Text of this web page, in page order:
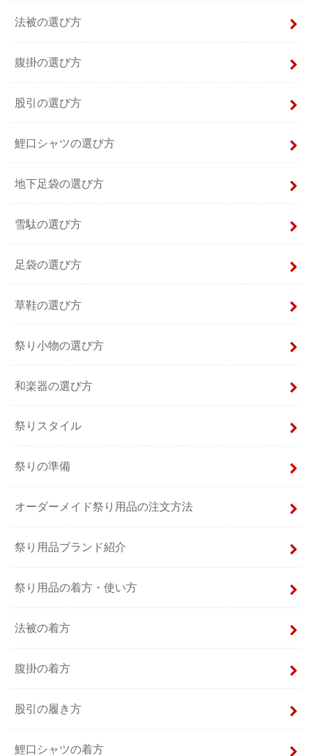
法被の選び方
腹掛の選び方
股引の選び方
鯉口シャツの選び方
地下足袋の選び方
雪駄の選び方
足袋の選び方
草鞋の選び方
祭り小物の選び方
和楽器の選び方
祭りスタイル
祭りの準備
オーダーメイド祭り用品の注文方法
祭り用品ブランド紹介
祭り用品の着方・使い方
法被の着方
腹掛の着方
股引の履き方
鯉口シャツの着方